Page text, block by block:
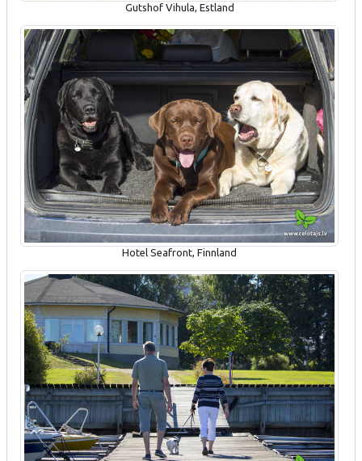
Gutshof Vihula, Estland
Hotel Seafront, Finnland